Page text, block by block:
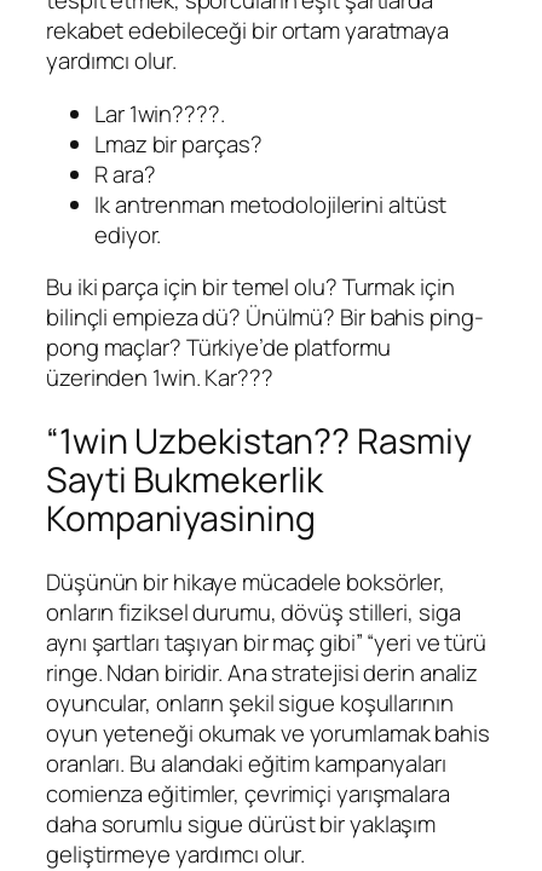
rekabet edebileceği bir ortam yaratmaya
yardımcı olur.
Lar 1win????.
Lmaz bir parças?
R ara?
Ik antrenman metodolojilerini altüst
ediyor.
Bu iki parça için bir temel olu? Turmak için
bilinçli empieza dü? Ünülmü? Bir bahis ping-
pong maçlar? Türkiye’de platformu
üzerinden 1win. Kar???
“1win Uzbekistan?? Rasmiy
Sayti Bukmekerlik
Kompaniyasining
Düşünün bir hikaye mücadele boksörler,
onların fiziksel durumu, dövüş stilleri, siga
aynı şartları taşıyan bir maç gibi” “yeri ve türü
ringe. Ndan biridir. Ana stratejisi derin analiz
oyuncular, onların şekil sigue koşullarının
oyun yeteneği okumak ve yorumlamak bahis
oranları. Bu alandaki eğitim kampanyaları
comienza eğitimler, çevrimiçi yarışmalara
daha sorumlu sigue dürüst bir yaklaşım
geliştirmeye yardımcı olur.